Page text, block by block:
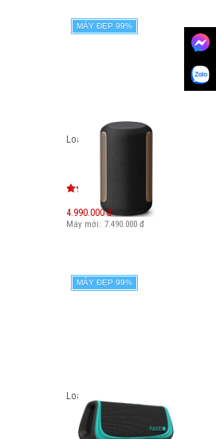
MÁY ĐẸP 99%
Loa Sony SRS-RA3000
4.990.000 đ
Máy mới: 7.490.000 đ
MÁY ĐẸP 99%
Loa FuGoo Sport